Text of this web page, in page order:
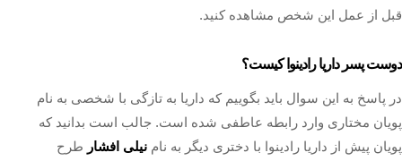
قبل از عمل این شخص مشاهده کنید.
دوست پسر داریا رادینوا کیست؟
در پاسخ به این سوال باید بگوییم که داریا به تازگی با شخصی به نام
پویان مختاری وارد رابطه عاطفی شده است. جالب است بدانید که
پویان پیش از داریا رادینوا با دختری دیگر به نام نیلی افشار طرح